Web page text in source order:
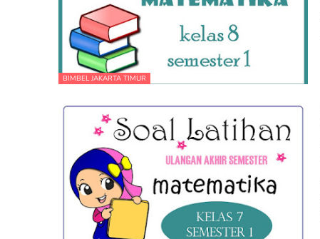
BIMBEL JAKARTA TIMUR